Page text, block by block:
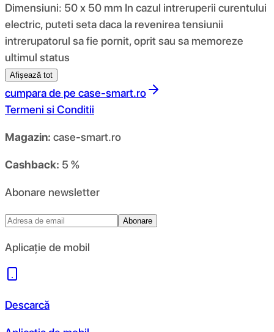
Dimensiuni: 50 x 50 mm In cazul intreruperii curentului
electric, puteti seta daca la revenirea tensiunii
intrerupatorul sa fie pornit, oprit sau sa memoreze
ultimul status
Afișează tot
cumpara de pe case-smart.ro
Termeni si Conditii
Magazin: case-smart.ro
Cashback: 5 %
Abonare newsletter
Abonare
Aplicație de mobil
Descarcă